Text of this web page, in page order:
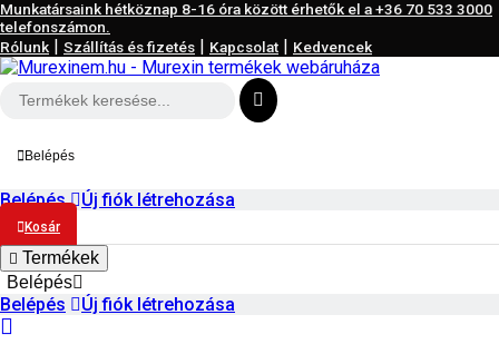
Munkatársaink hétköznap 8-16 óra között érhetők el a+36 70 533 3000
telefonszámon.
Rólunk | Szállítás és fizetés | Kapcsolat | Kedvencek
Belépés
Belépés Új fiók létrehozása
Kosár
Termékek
Belépés
Belépés Új fiók létrehozása